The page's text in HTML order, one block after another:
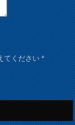
てください*